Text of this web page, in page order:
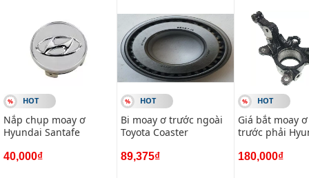
-------------------------------------------------------
VIETPARTS - Thương hiệu 20 năm về cung cấp phụ tùng,
phụ kiện và phụ gia xe hơi.
Địa chỉ: 434 Trần Khát Chân- Hai Bà Trưng- Hà Nội
Hotline: 0945 333 777
HOT
Nắp chụp moay ơ
Hyundai Santafe
40,000₫
HOT
Bi moay ơ trước ngoài
Toyota Coaster
89,375₫
HOT
Giá bắt moay
trước phải
180,000₫